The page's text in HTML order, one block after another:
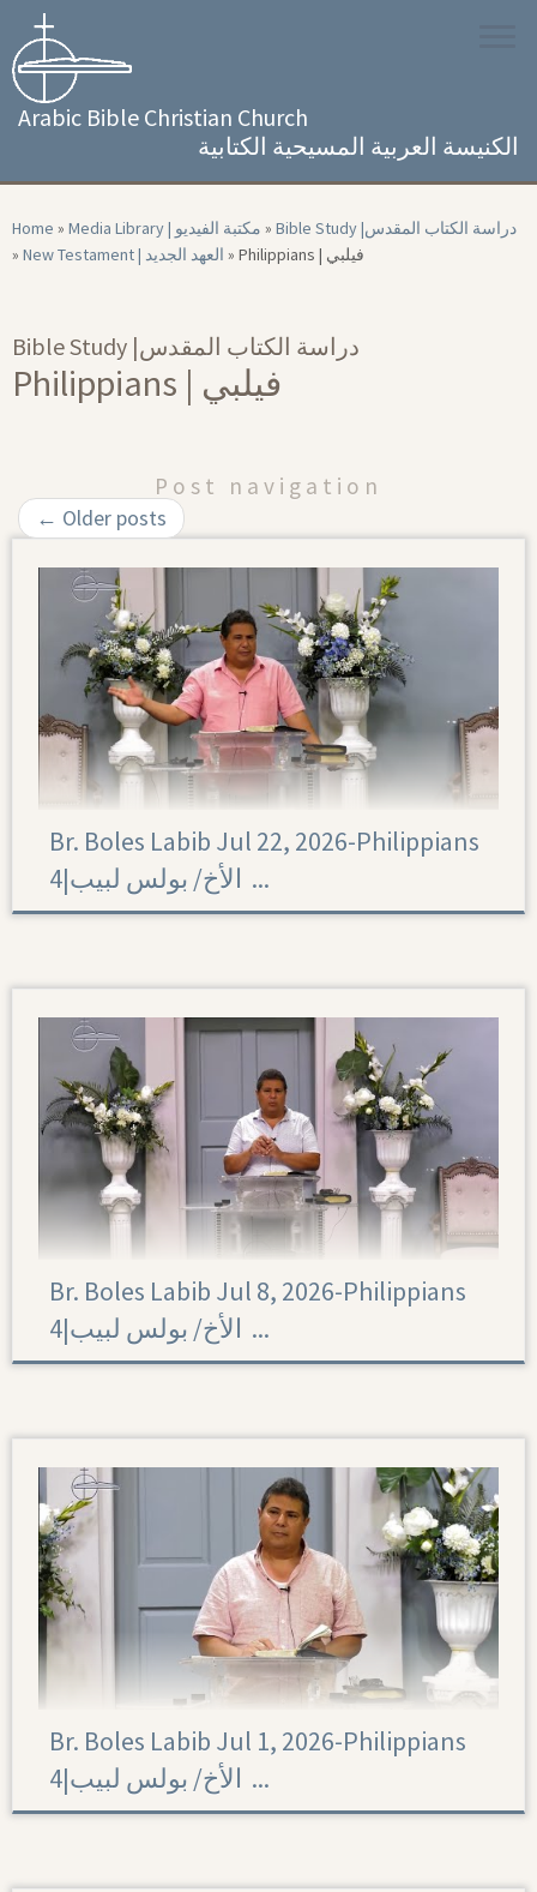
content
Arabic Bible Christian Church
الكنيسة العربية المسيحية الكتابية
Home » Media Library | مكتبة الفيديو »
Bible Study |‏ دراسة الكتاب المقدس
»
New Testament | العهد الجديد » Philippians | فيلبي
Bible Study |‏ دراسة الكتاب المقدس
Philippians | فيلبي
Post navigation
← Older posts
Br. Boles Labib Jul 22, 2026-Philippians
4|‏ الأخ/ بولس لبيب ...
Br. Boles Labib Jul 8, 2026-Philippians
4|‏ الأخ/ بولس لبيب ...
Br. Boles Labib Jul 1, 2026-Philippians
4|‏ الأخ/ بولس لبيب ...